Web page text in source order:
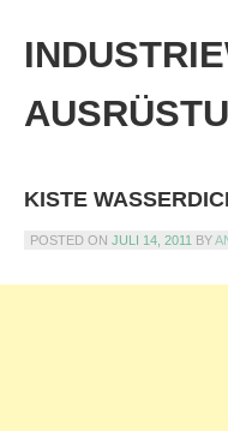
content
KISTE
POSTED ON JULI 14, 2011 BY